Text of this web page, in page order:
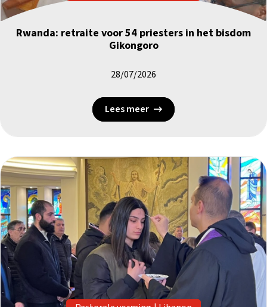
Rwanda: retraite voor 54 priesters in het bisdom
Gikongoro
28/07/2026
Lees meer